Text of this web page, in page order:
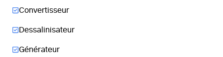
Convertisseur
Dessalinisateur
Générateur